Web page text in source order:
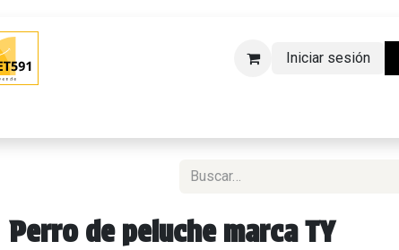
Iniciar sesión
Perro de peluche marca TY